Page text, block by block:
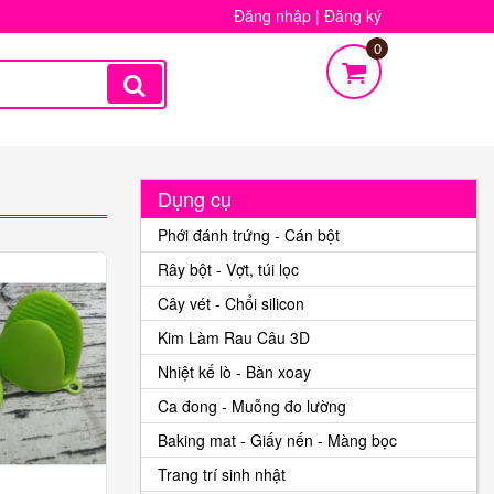
Đăng nhập | Đăng ký
0
Dụng cụ
Phới đánh trứng - Cán bột
Rây bột - Vợt, túi lọc
Cây vét - Chổi silicon
Kim Làm Rau Câu 3D
Nhiệt kế lò - Bàn xoay
Ca đong - Muỗng đo lường
Baking mat - Giấy nến - Màng bọc
Trang trí sinh nhật